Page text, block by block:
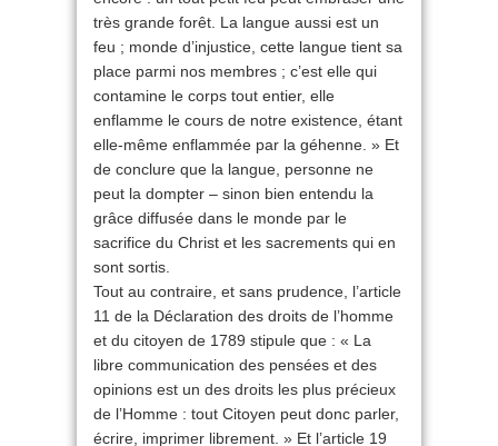
très grande forêt. La langue aussi est un
feu ; monde d’injustice, cette langue tient sa
place parmi nos membres ; c’est elle qui
contamine le corps tout entier, elle
enflamme le cours de notre existence, étant
elle-même enflammée par la géhenne. » Et
de conclure que la langue, personne ne
peut la dompter – sinon bien entendu la
grâce diffusée dans le monde par le
sacrifice du Christ et les sacrements qui en
sont sortis.
Tout au contraire, et sans prudence, l’article
11 de la Déclaration des droits de l’homme
et du citoyen de 1789 stipule que : « La
libre communication des pensées et des
opinions est un des droits les plus précieux
de l’Homme : tout Citoyen peut donc parler,
écrire, imprimer librement. » Et l’article 19